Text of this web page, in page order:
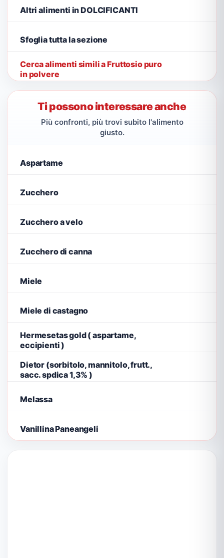
Altri alimenti in DOLCIFICANTI
Sfoglia tutta la sezione
Cerca alimenti simili a Fruttosio puro
in polvere
Ti possono interessare anche
Più confronti, più trovi subito l'alimento
giusto.
Aspartame
Zucchero
Zucchero a velo
Zucchero di canna
Miele
Miele di castagno
Hermesetas gold ( aspartame,
eccipienti )
Dietor (sorbitolo, mannitolo, frutt.,
sacc. spdica 1,3% )
Melassa
Vanillina Paneangeli